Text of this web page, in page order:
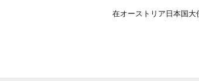
在オーストリア日本国大